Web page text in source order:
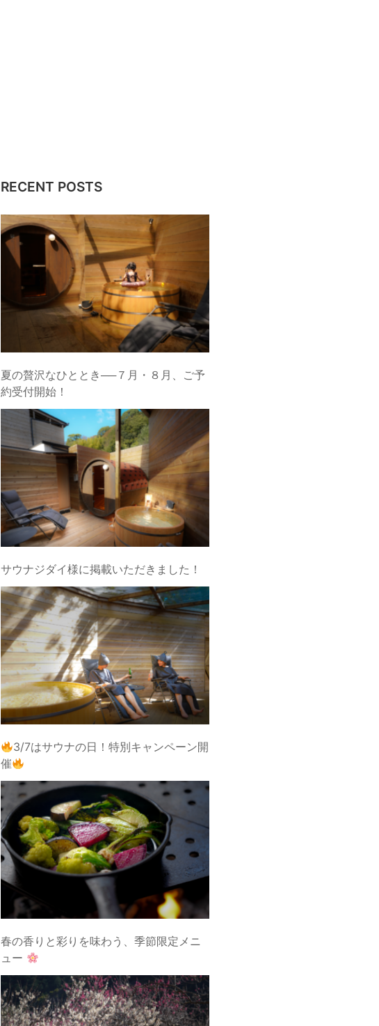
RECENT POSTS
夏の贅沢なひととき──７月・８月、ご予
約受付開始！
サウナジダイ様に掲載いただきました！
3/7はサウナの日！特別キャンペーン開
催
春の香りと彩りを味わう、季節限定メニ
ュー